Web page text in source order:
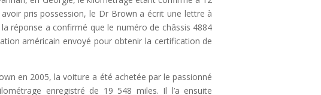
pris possession, le Dr Brown a écrit une lettre à
réponse a confirmé que le numéro de châssis 4884
américain envoyé pour obtenir la certification de
en 2005, la voiture a été achetée par le passionné
enregistré de 19 548 miles. Il l’a ensuite